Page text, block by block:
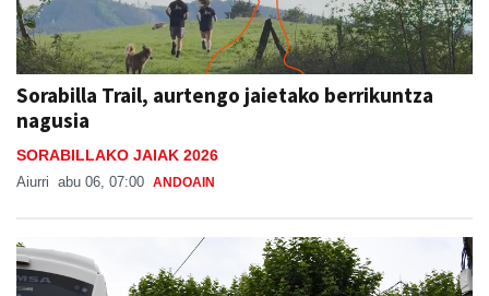
Sorabilla Trail, aurtengo jaietako berrikuntza
nagusia
SORABILLAKO JAIAK 2026
Aiurri abu 06, 07:00 ANDOAIN